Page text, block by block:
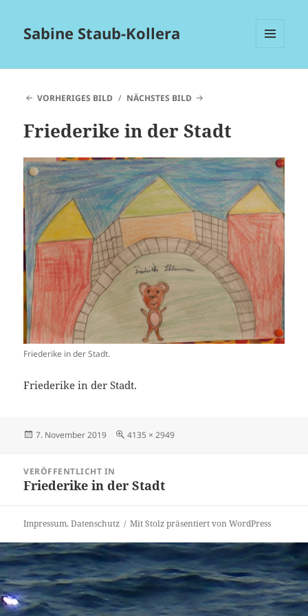
Sabine Staub-Kollera
VORHERIGES BILD
NÄCHSTES BILD
Friederike in der Stadt
Friederike in der Stadt.
Friederike in der Stadt.
Veröffentlicht
7. November 2019
Volle
4135 × 2949
VERÖFFENTLICHT IN
Friederike in der Stadt
Impressum, Datenschutz Mit Stolz präsentiert von WordPress